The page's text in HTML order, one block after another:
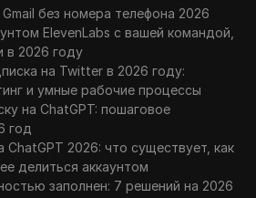
без номера телефона 2026
ElevenLabs с вашей командой,
в 2026 году
на Twitter в 2026 году:
и умные рабочие процессы
на ChatGPT: пошаговое
год
ChatGPT 2026: что существует, как
делиться аккаунтом
заполнен: 7 решений на 2026